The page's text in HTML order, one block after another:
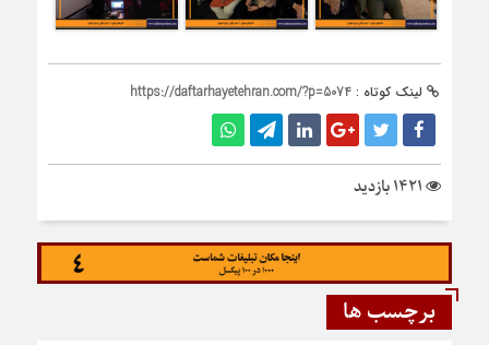
لینک کوتاه : https://daftarhayetehran.com/?p=5074
برچسب ها